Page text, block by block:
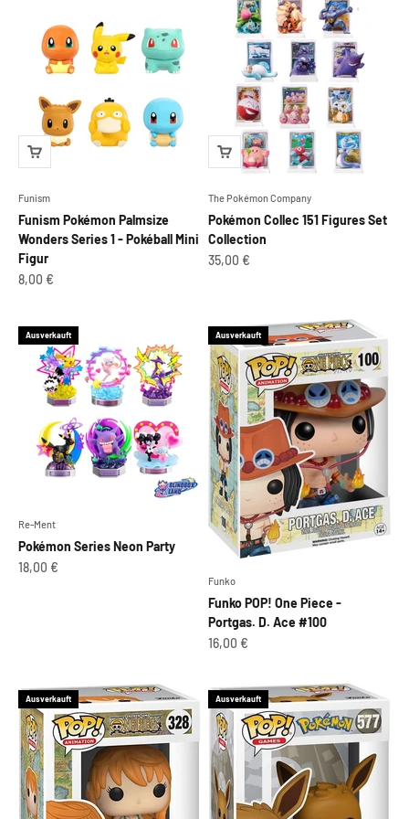
Funism
Funism Pokémon Palmsize
Wonders Series 1 - Pokéball Mini
Figur
Angebot
8,00 €
The Pokémon Company
Pokémon Collec 151 Figures Set
Collection
Angebot
35,00 €
Ausverkauft
Re-Ment
Pokémon Series Neon Party
Angebot
18,00 €
Ausverkauft
Funko
Funko POP! One Piece -
Portgas. D. Ace #100
Angebot
16,00 €
Ausverkauft Ausverkauft